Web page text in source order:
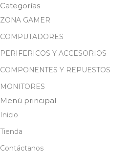
Categorías
ZONA GAMER
COMPUTADORES
PERIFERICOS Y ACCESORIOS
COMPONENTES Y REPUESTOS
MONITORES
Menú principal
Inicio
Tienda
Contáctanos